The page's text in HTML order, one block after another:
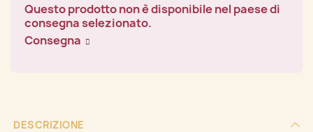
Questo prodotto non è disponibile nel paese di
consegna selezionato.
Consegna
DESCRIZIONE